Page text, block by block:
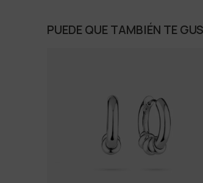
PUEDE QUE TAMBIÉN TE